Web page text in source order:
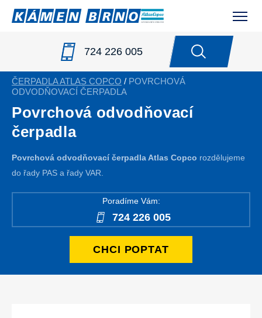
724 226 005
ČERPADLA ATLAS COPCO / POVRCHOVÁ
ODVODŇOVACÍ ČERPADLA
Povrchová odvodňovací
čerpadla
Povrchová odvodňovací čerpadla Atlas Copco rozdělujeme
do řady PAS a řady VAR.
Poradíme Vám:
724 226 005
CHCI POPTAT